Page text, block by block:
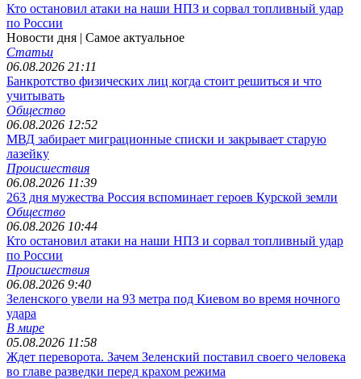
Кто остановил атаки на наши НПЗ и сорвал топливный удар
по России
Новости дня | Самое актуальное
Статьи
06.08.2026 21:11
Банкротство физических лиц когда стоит решиться и что
учитывать
Общество
06.08.2026 12:52
МВД забирает миграционные списки и закрывает старую
лазейку
Происшествия
06.08.2026 11:39
263 дня мужества Россия вспоминает героев Курской земли
Общество
06.08.2026 10:44
Кто остановил атаки на наши НПЗ и сорвал топливный удар
по России
Происшествия
06.08.2026 9:40
Зеленского увели на 93 метра под Киевом во время ночного
удара
В мире
05.08.2026 11:58
Ждет переворота. Зачем Зеленский поставил своего человека
во главе разведки перед крахом режима